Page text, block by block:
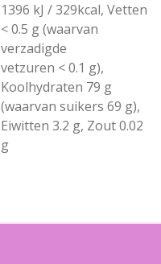
1396 kJ / 329kcal, Vetten
< 0.5 g (waarvan
verzadigde
vetzuren < 0.1 g),
Koolhydraten 79 g
(waarvan suikers 69 g),
Eiwitten 3.2 g, Zout 0.02
g